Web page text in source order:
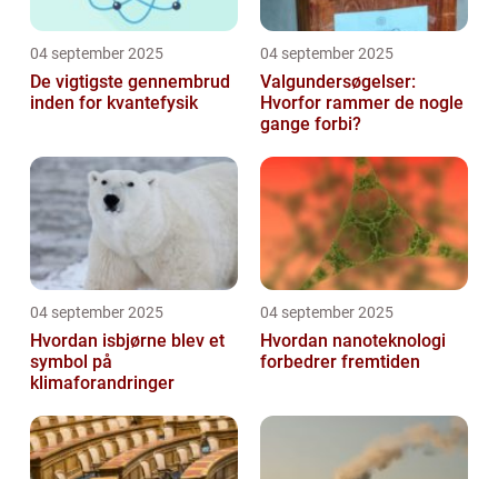
04 september 2025
De vigtigste gennembrud
inden for kvantefysik
04 september 2025
Valgundersøgelser:
Hvorfor rammer de nogle
gange forbi?
04 september 2025
Hvordan isbjørne blev et
symbol på
klimaforandringer
04 september 2025
Hvordan nanoteknologi
forbedrer fremtiden